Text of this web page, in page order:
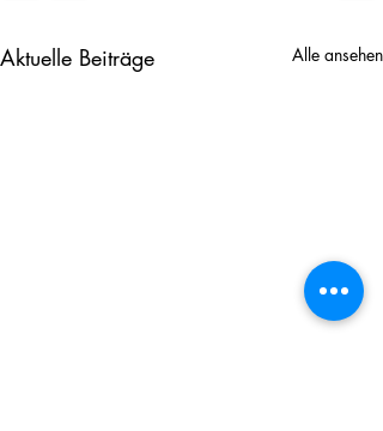
Aktuelle Beiträge Alle ansehen